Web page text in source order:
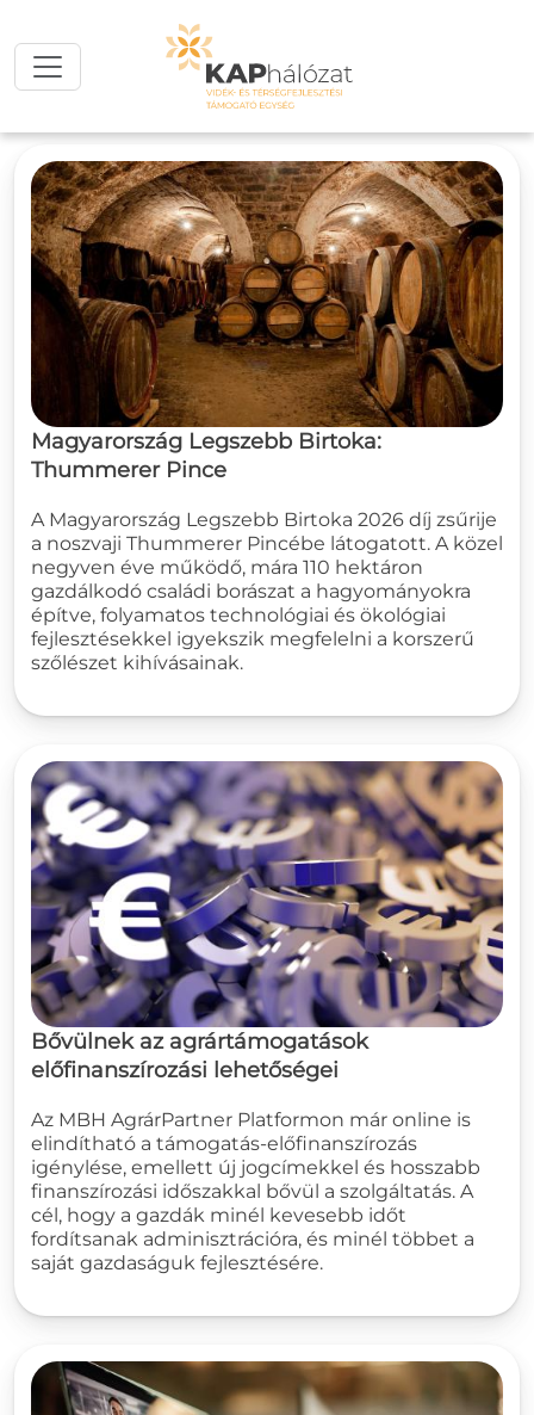
Magyarország Legszebb Birtoka:
Thummerer Pince
A Magyarország Legszebb Birtoka 2026 díj zsűrije
a noszvaji Thummerer Pincébe látogatott. A közel
negyven éve működő, mára 110 hektáron
gazdálkodó családi borászat a hagyományokra
építve, folyamatos technológiai és ökológiai
fejlesztésekkel igyekszik megfelelni a korszerű
szőlészet kihívásainak.
Bővülnek az agrártámogatások
előfinanszírozási lehetőségei
Az MBH AgrárPartner Platformon már online is
elindítható a támogatás-előfinanszírozás
igénylése, emellett új jogcímekkel és hosszabb
finanszírozási időszakkal bővül a szolgáltatás. A
cél, hogy a gazdák minél kevesebb időt
fordítsanak adminisztrációra, és minél többet a
saját gazdaságuk fejlesztésére.